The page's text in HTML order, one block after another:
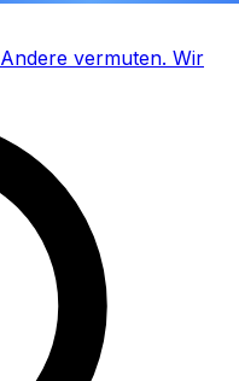
Andere vermuten. Wir